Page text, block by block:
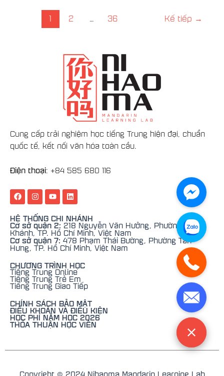
1 2 … 36 Kế tiếp →
Cung cấp trải nghiệm học tiếng Trung hiện đại, chuẩn
quốc tế, kết nối văn hóa toàn cầu.
Điện thoại: +84 585 680 116
F
a
c
e
b
o
o
k
I
n
s
t
a
g
r
a
m
Y
o
u
t
u
b
e
L
i
n
k
e
d
i
n
HỆ THỐNG CHI NHÁNH
Cơ sở quận 2:218 Nguyễn Văn Hưởng, Phường An
Khánh, TP. Hồ Chí Minh, Việt Nam
Cơ sở quận 7: 478 Phạm Thái Bường, Phường Tân
Hưng, TP. Hồ Chí Minh, Việt Nam
CHƯƠNG TRÌNH HỌC
Tiếng Trung Online
Tiếng Trung Trẻ Em
Tiếng Trung Giao Tiếp
CHÍNH SÁCH BẢO MẬT
ĐIỀU KHOẢN VÀ ĐIỀU KIỆN
HỌC PHÍ NĂM HỌC 2026
THỎA THUẬN HỌC VIÊN
Copyright © 2024 Nihaoma Mandarin Learning Lab